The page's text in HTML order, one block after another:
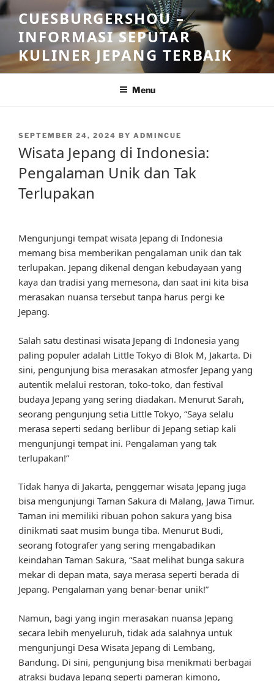
Skip
to
content
CUESBURGERSHOU –
INFORMASI SEPUTAR
KULINER JEPANG TERBAIK
Menu
POSTED
SEPTEMBER 24, 2024 BY ADMINCUE
Wisata Jepang di Indonesia:
Pengalaman Unik dan Tak
Terlupakan
Mengunjungi tempat wisata Jepang di Indonesia
memang bisa memberikan pengalaman unik dan tak
terlupakan. Jepang dikenal dengan kebudayaan yang
kaya dan tradisi yang memesona, dan saat ini kita bisa
merasakan nuansa tersebut tanpa harus pergi ke
Jepang.
Salah satu destinasi wisata Jepang di Indonesia yang
paling populer adalah Little Tokyo di Blok M, Jakarta. Di
sini, pengunjung bisa merasakan atmosfer Jepang yang
autentik melalui restoran, toko-toko, dan festival
budaya Jepang yang sering diadakan. Menurut Sarah,
seorang pengunjung setia Little Tokyo, “Saya selalu
merasa seperti sedang berlibur di Jepang setiap kali
mengunjungi tempat ini. Pengalaman yang tak
terlupakan!”
Tidak hanya di Jakarta, penggemar wisata Jepang juga
bisa mengunjungi Taman Sakura di Malang, Jawa Timur.
Taman ini memiliki ribuan pohon sakura yang bisa
dinikmati saat musim bunga tiba. Menurut Budi,
seorang fotografer yang sering mengabadikan
keindahan Taman Sakura, “Saat melihat bunga sakura
mekar di depan mata, saya merasa seperti berada di
Jepang. Pengalaman yang benar-benar unik!”
Namun, bagi yang ingin merasakan nuansa Jepang
secara lebih menyeluruh, tidak ada salahnya untuk
mengunjungi Desa Wisata Jepang di Lembang,
Bandung. Di sini, pengunjung bisa menikmati berbagai
atraksi budaya Jepang seperti pameran kimono,